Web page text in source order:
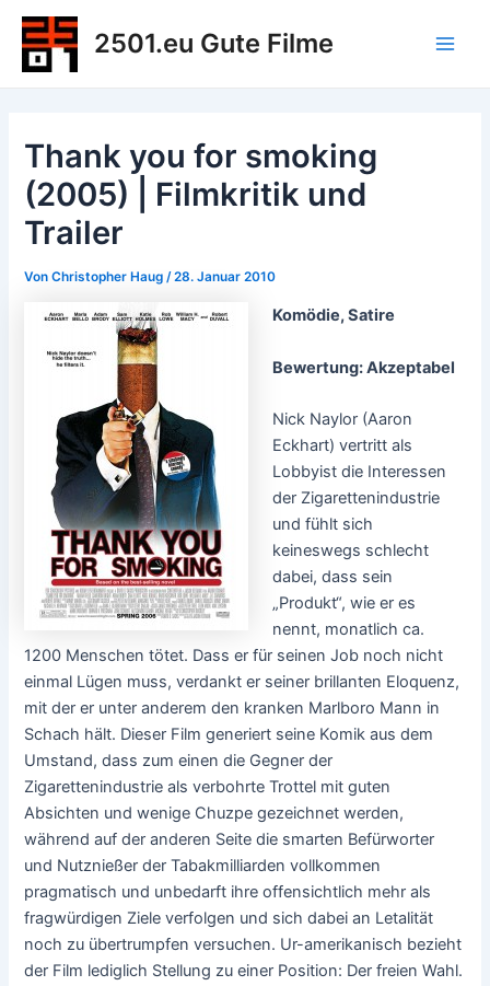
Zum
Inhalt
springen
2501.eu Gute Filme
Thank you for smoking
(2005) | Filmkritik und
Trailer
VonChristopher Haug/28. Januar 2010
Komödie, Satire
Bewertung: Akzeptabel
Nick Naylor (Aaron
Eckhart) vertritt als
Lobbyist die Interessen
der Zigarettenindustrie
und fühlt sich
keineswegs schlecht
dabei, dass sein
„Produkt“, wie er es
nennt, monatlich ca.
1200 Menschen tötet. Dass er für seinen Job noch nicht
einmal Lügen muss, verdankt er seiner brillanten Eloquenz,
mit der er unter anderem den kranken Marlboro Mann in
Schach hält. Dieser Film generiert seine Komik aus dem
Umstand, dass zum einen die Gegner der
Zigarettenindustrie als verbohrte Trottel mit guten
Absichten und wenige Chuzpe gezeichnet werden,
während auf der anderen Seite die smarten Befürworter
und Nutznießer der Tabakmilliarden vollkommen
pragmatisch und unbedarft ihre offensichtlich mehr als
fragwürdigen Ziele verfolgen und sich dabei an Letalität
noch zu übertrumpfen versuchen. Ur-amerikanisch bezieht
der Film lediglich Stellung zu einer Position: Der freien Wahl.